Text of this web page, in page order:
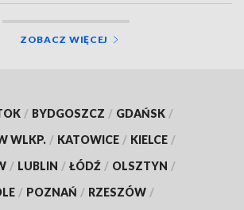
ZOBACZ WIĘCEJ
/ BYDGOSZCZ / GDAŃSK /
WLKP. / KATOWICE / KIELCE /
/ LUBLIN / ŁÓDŹ / OLSZTYN /
/ POZNAŃ / RZESZÓW /